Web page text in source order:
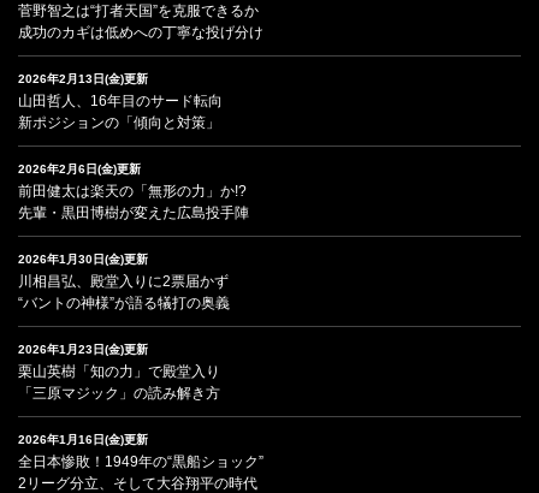
菅野智之は“打者天国”を克服できるか
成功のカギは低めへの丁寧な投げ分け
2026年2月13日(金)更新
山田哲人、16年目のサード転向
新ポジションの「傾向と対策」
2026年2月6日(金)更新
前田健太は楽天の「無形の力」か!?
先輩・黒田博樹が変えた広島投手陣
2026年1月30日(金)更新
川相昌弘、殿堂入りに2票届かず
“バントの神様”が語る犠打の奥義
2026年1月23日(金)更新
栗山英樹「知の力」で殿堂入り
「三原マジック」の読み解き方
2026年1月16日(金)更新
全日本惨敗！1949年の“黒船ショック”
2リーグ分立、そして大谷翔平の時代